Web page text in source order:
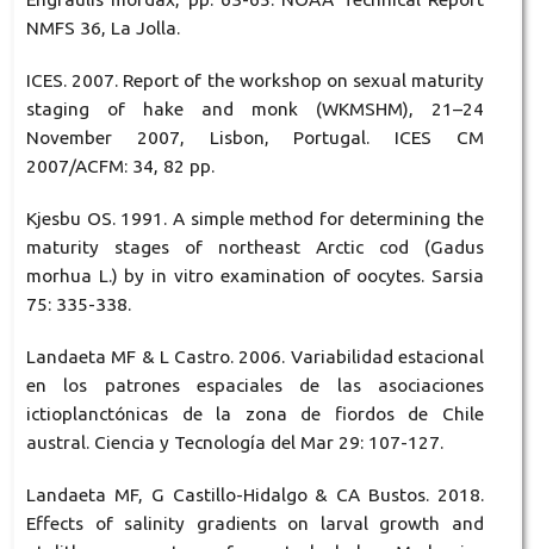
NMFS 36, La Jolla.
ICES. 2007. Report of the workshop on sexual maturity
staging of hake and monk (WKMSHM), 21–24
November 2007, Lisbon, Portugal. ICES CM
2007/ACFM: 34, 82 pp.
Kjesbu OS. 1991. A simple method for determining the
maturity stages of northeast Arctic cod (Gadus
morhua L.) by in vitro examination of oocytes. Sarsia
75: 335-338.
Landaeta MF & L Castro. 2006. Variabilidad estacional
en los patrones espaciales de las asociaciones
ictioplanctónicas de la zona de fiordos de Chile
austral. Ciencia y Tecnología del Mar 29: 107-127.
Landaeta MF, G Castillo-Hidalgo & CA Bustos. 2018.
Effects of salinity gradients on larval growth and